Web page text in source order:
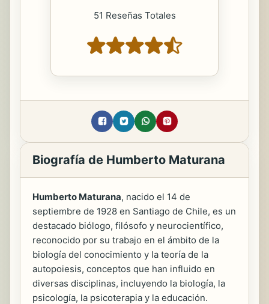
51 Reseñas Totales
Biografía de Humberto Maturana
Humberto Maturana, nacido el 14 de
septiembre de 1928 en Santiago de Chile, es un
destacado biólogo, filósofo y neurocientífico,
reconocido por su trabajo en el ámbito de la
biología del conocimiento y la teoría de la
autopoiesis, conceptos que han influido en
diversas disciplinas, incluyendo la biología, la
psicología, la psicoterapia y la educación.